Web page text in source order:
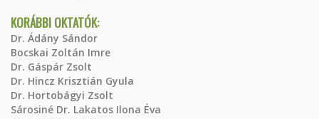
KORÁBBI OKTATÓK:
Dr. Ádány Sándor
Bocskai Zoltán Imre
Dr. Gáspár Zsolt
Dr. Hincz Krisztián Gyula
Dr. Hortobágyi Zsolt
Sárosiné Dr. Lakatos Ilona Éva